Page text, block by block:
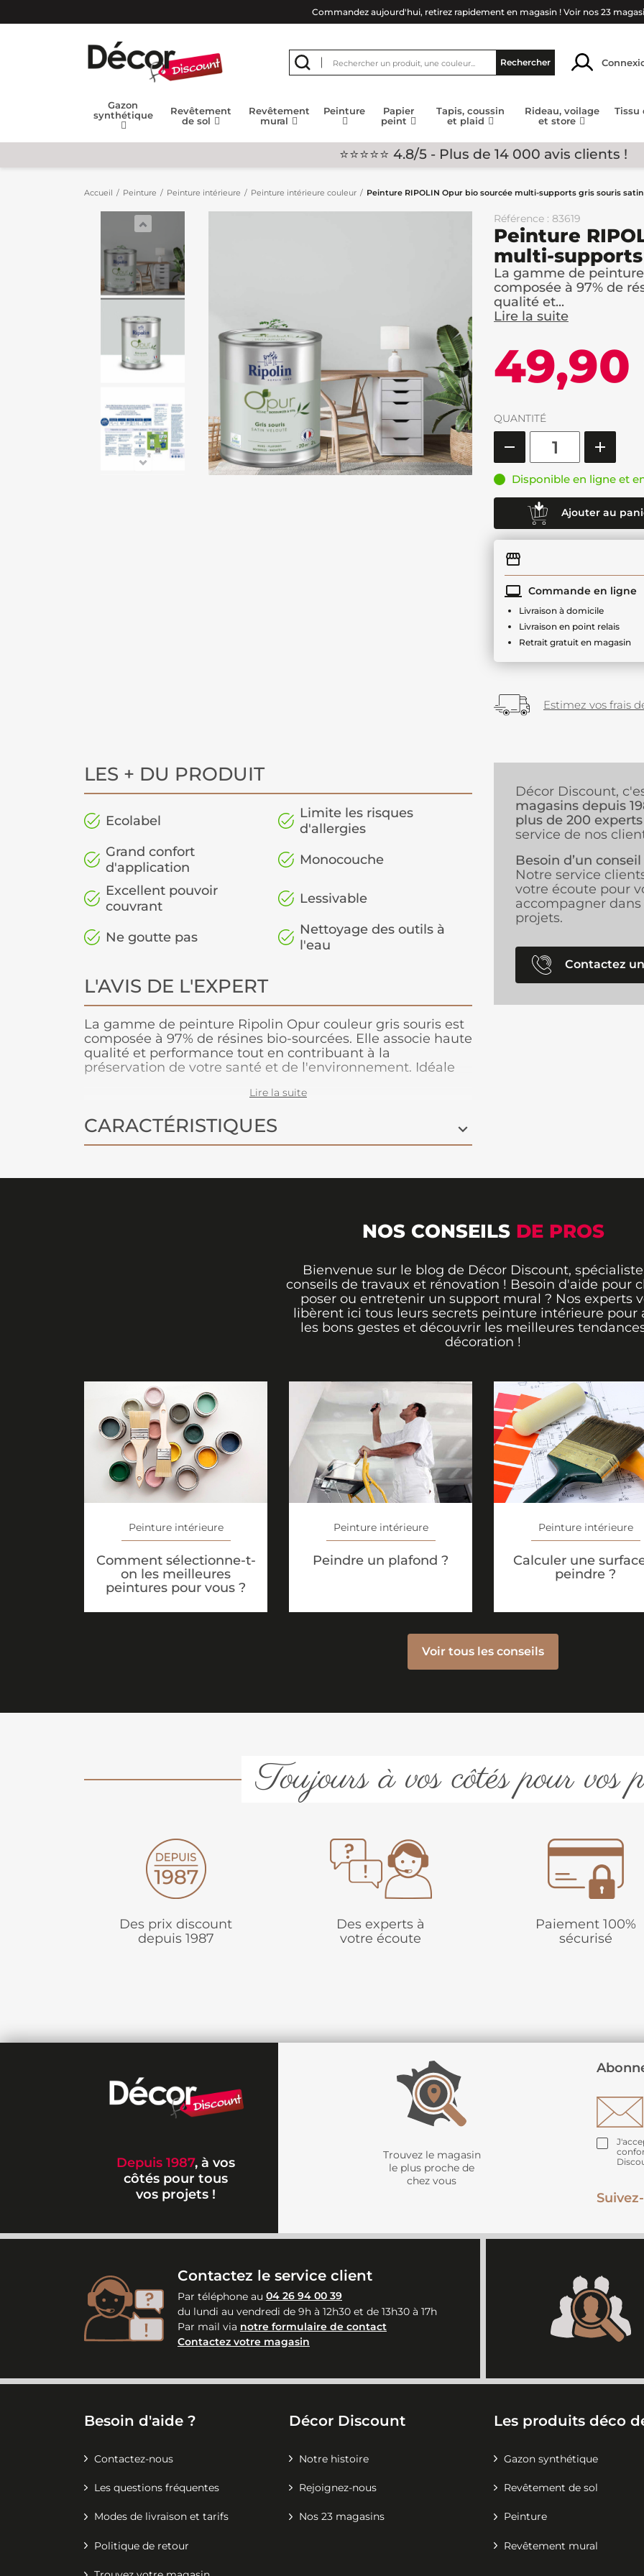
Commandez aujourd'hui, retirez rapidement en magasin ! Voir nos 23
Rechercher
Gazon
synthétique
Revêtement
de sol
Revêtement
mural
Peinture
Papier
peint
Tapis, coussin
et plaid
Rideau, voilage
et store
Tissu
⭐⭐⭐⭐⭐ 4.8/5 - Plus de 14 000 avis clients !
Accueil Peinture Peinture intérieure Peinture intérieure couleur Peinture RIPOLIN Opur bio sourcée multi-supports gris souris
Référence : 83619
Peinture
multi-
La gamme de
composée à 97% de
qualité et...
Lire la suite
QUANTITÉ
Disponible en ligne et
Ajouter au
Commande en ligne
Livraison à domicile
Livraison en point relais
Retrait gratuit en magasin
Estimez vos frais
LES + DU PRODUIT
Ecolabel
Limite les risques
d'allergies
Grand confort
d'application
Monocouche
Excellent pouvoir
couvrant
Lessivable
Ne goutte pas
Nettoyage des outils à
l'eau
L'AVIS DE L'EXPERT
La gamme de peinture Ripolin Opur couleur gris souris est
composée à 97% de résines bio-sourcées. Elle associe haute
qualité et performance tout en contribuant à la
préservation de votre santé et de l'environnement. Idéale
un lessivage après 3 semaines de pose.
Lire la suite
CARACTÉRISTIQUES
Décor Discount,
magasins depuis
plus de 200 experts
service de nos
Besoin d’un conseil
Notre service
votre écoute pour
accompagner dans
projets.
Contactez
NOS CONSEILS DE PROS
Bienvenue sur le blog de Décor Discount,
conseils de travaux et rénovation ! Besoin d'aide pour
poser ou entretenir un support mural ? Nos experts
libèrent ici tous leurs secrets peinture intérieure pour
les bons gestes et découvrir les meilleures
décoration !
Peinture intérieure
Comment sélectionne-t-
on les meilleures
peintures pour vous ?
Peinture intérieure
Peindre un plafond ?
Peinture intérieure
Calculer une
peindre ?
Voir tous les conseils
Toujours à vos côtés pour vos
Des prix discount
depuis 1987
Des experts à
votre écoute
Paiement 100%
sécurisé
Depuis 1987, à vos
côtés pour tous
vos projets !
Trouvez le magasin
le plus proche de
chez vous
Contactez le service client
Par téléphone au 04 26 94 00 39
du lundi au vendredi de 9h à 12h30 et de 13h30 à 17h
Par mail via notre formulaire de contact
Contactez votre magasin
Besoin d'aide ?
Contactez-nous
Les questions fréquentes
Modes de livraison et tarifs
Politique de retour
Décor Discount
Notre histoire
Rejoignez-nous
Nos 23 magasins
Les produits déco
Gazon synthétique
Revêtement de sol
Peinture
Revêtement mural